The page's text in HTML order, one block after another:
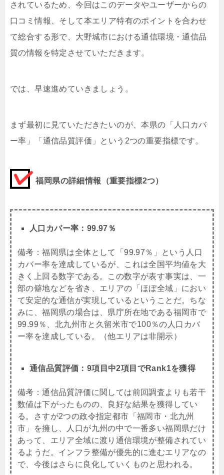
されているため、今回はこのデータやユーザーからの
口コミ情報、そして本エリア特有のポイントを合わせ
て総合する形で、大野城市における通信環境・通信品
質の情報を特定させていただきます。
では、早速進めていきましょう。
まず最初に見ていただきたいのが、本県の「人口カバ
ー率」「通信品質評価」という2つの重要指標です。
福岡県の詳細情報（重要指標2つ）
人口カバー率：99.97％
備考：福岡県は全体として「99.97％」という人口
カバー率を達成しているが、これは全国平均値を大
きく上回る数字である。この数字が表す事実は、一
部の僻地などを省き、エリアの「ほぼ全域」におい
て安定的な通信が実現しているということだ。ちな
みに、福岡県の場合は、県庁所在地である福岡市で
99.99％、北九州市と久留米市で100％の人口カバ
ー率を達成している。（他エリアは非開示）
通信品質評価：9項目中2項目でRank1を獲得
備考：通信品質評価に関しては前回調査よりも若干
数値は下がったものの、良好な結果を獲得してい
る。さすが2つの政令指定都市「福岡市・北九州
市」を擁し、人口が九州の中で一番多い福岡県だけ
あって、エリア全域に渡り通信環境が整備されてい
るようだ。インフラ整備が優先的に進むエリアなの
で、今後はさらに良化していくものと思われる。